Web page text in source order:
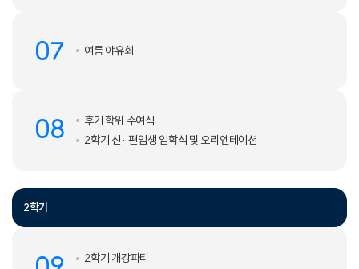
07 여름 야유회
08
후기 학위 수여식
2학기 신· 편입생 입학식 및 오리엔테이션
2학기
2학기 개강파티